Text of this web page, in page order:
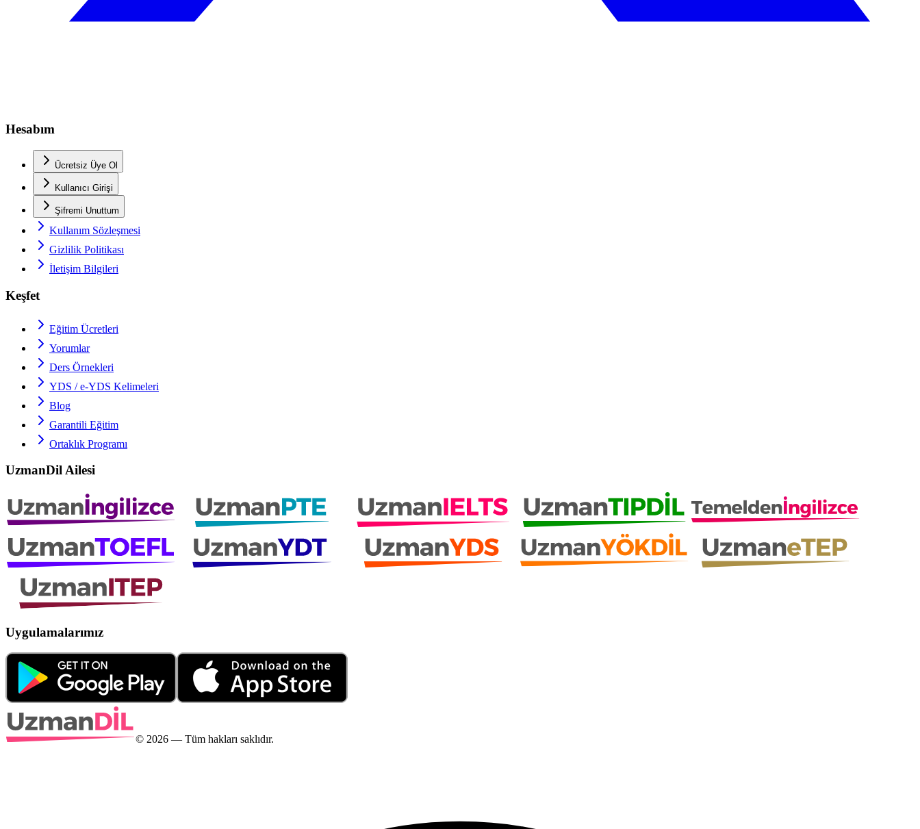
Hesabım
Ücretsiz Üye Ol
Kullanıcı Girişi
Şifremi Unuttum
Kullanım Sözleşmesi
Gizlilik Politikası
İletişim Bilgileri
Keşfet
Eğitim Ücretleri
Yorumlar
Ders Örnekleri
YDS / e-YDS Kelimeleri
Blog
Garantili Eğitim
Ortaklık Programı
UzmanDil Ailesi
Uygulamalarımız
© 2026 — Tüm hakları saklıdır.